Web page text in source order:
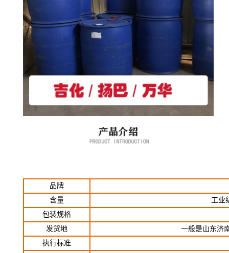
品牌
含量
工业
包装规格
发货地
一般是山东济
执行标准